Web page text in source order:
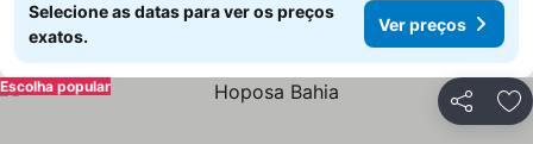
Selecione as datas para ver os preços
exatos.
Ver preços
Partilhar
Escolha popular